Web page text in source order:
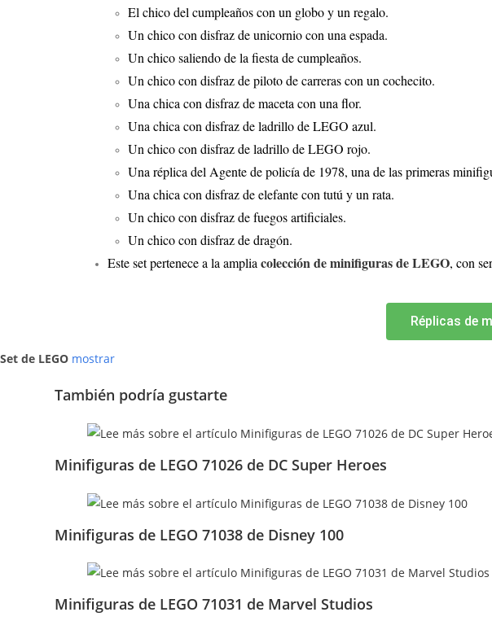
El chico del cumpleaños con un globo y un regalo.
Un chico con disfraz de unicornio con una espada.
Un chico saliendo de la fiesta de cumpleaños.
Un chico con disfraz de piloto de carreras con un cochecito.
Una chica con disfraz de maceta con una flor.
Una chica con disfraz de ladrillo de LEGO azul.
Un chico con disfraz de ladrillo de LEGO rojo.
Una réplica del Agente de policía de 1978, una de las primeras
Una chica con disfraz de elefante con tutú y un rata.
Un chico con disfraz de fuegos artificiales.
Un chico con disfraz de dragón.
Este set pertenece a la amplia colección de minifiguras de LEGO, con
Réplicas de
Set de LEGO mostrar
También podría gustarte
Minifiguras de LEGO 71026 de DC Super Heroes
Minifiguras de LEGO 71038 de Disney 100
Minifiguras de LEGO 71031 de Marvel Studios